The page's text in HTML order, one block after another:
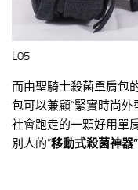
L05
而由聖騎士殺菌單肩包
包可以兼顧”緊實時尚
社會跑走的一顆好用單
別人的”移動式殺菌神器”